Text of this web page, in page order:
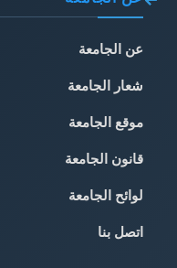
عن الجامعة
شعار الجامعة
موقع الجامعة
قانون الجامعة
لوائح الجامعة
اتصل بنا